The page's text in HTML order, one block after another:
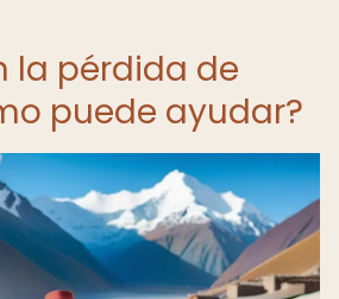
la pérdida de
puede ayudar?